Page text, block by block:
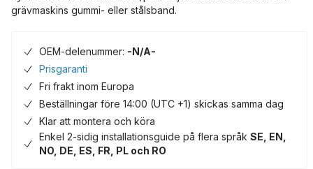
grävmaskins gummi- eller stålsband.
OEM-delenummer: -N/A-
Prisgaranti
Fri frakt inom Europa
Beställningar före 14:00 (UTC +1) skickas samma dag
Klar att montera och köra
Enkel 2-sidig installationsguide på flera språk SE, EN,
NO, DE, ES, FR, PL och RO